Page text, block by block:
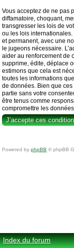
Vous acceptez de ne pas
diffamatoire, choquant,
transgresser les lois de
ou les lois
et permanent, avec une
le jugeons nécessaire.
aider au renforcement de
supprime, édite, déplace
estimons que cela est
toutes les informations
de données. Bien que
partie sans votre
être tenus comme
compromettre les
Powered by phpBB © phpBB
Index du forum